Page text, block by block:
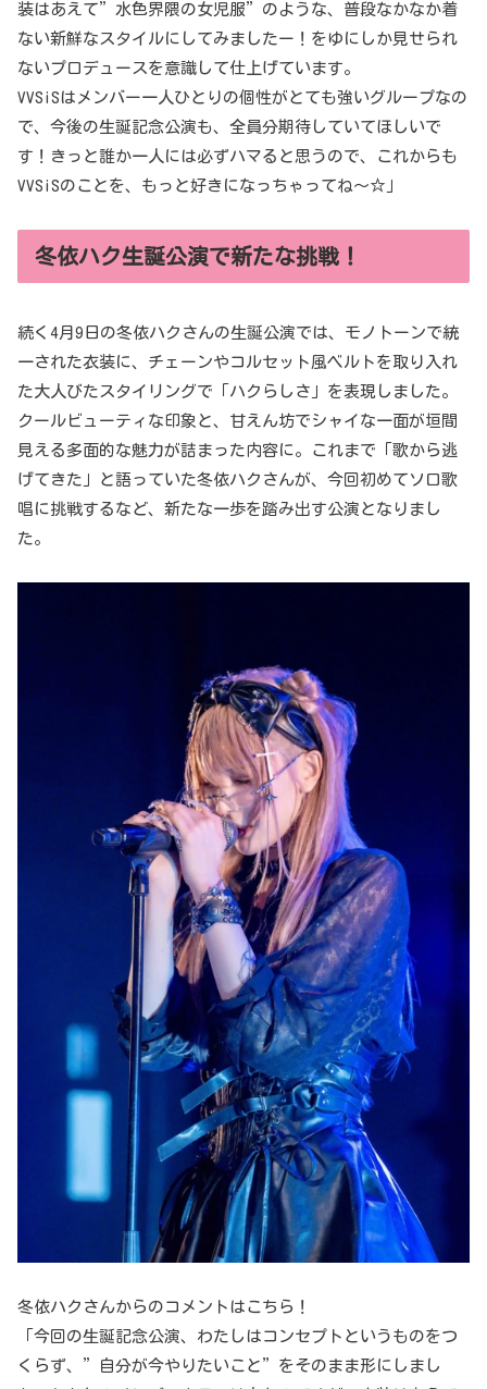
装はあえて”水色界隈の女児服”のような、普段なかなか着
ない新鮮なスタイルにしてみましたー！をゆにしか見せられ
ないプロデュースを意識して仕上げています。
VVSiSはメンバー一人ひとりの個性がとても強いグループなの
で、今後の生誕記念公演も、全員分期待していてほしいで
す！きっと誰か一人には必ずハマると思うので、これからも
VVSiSのことを、もっと好きになっちゃってね〜☆」
冬依ハク生誕公演で新たな挑戦！
続く4月9日の冬依ハクさんの生誕公演では、モノトーンで統
一された衣装に、チェーンやコルセット風ベルトを取り入れ
た大人びたスタイリングで「ハクらしさ」を表現しました。
クールビューティな印象と、甘えん坊でシャイな一面が垣間
見える多面的な魅力が詰まった内容に。これまで「歌から逃
げてきた」と語っていた冬依ハクさんが、今回初めてソロ歌
唱に挑戦するなど、新たな一歩を踏み出す公演となりまし
た。
冬依ハクさんからのコメントはこちら！
「今回の生誕記念公演、わたしはコンセプトというものをつ
くらず、”自分が今やりたいこと”をそのまま形にしまし